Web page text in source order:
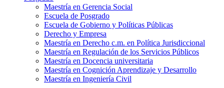
Maestría en Gerencia Social
Escuela de Posgrado
Escuela de Gobierno y Políticas Públicas
Derecho y Empresa
Maestría en Derecho c.m. en Política Jurisdiccional
Maestría en Regulación de los Servicios Públicos
Maestría en Docencia universitaria
Maestría en Cognición Aprendizaje y Desarrollo
Maestría en Ingeniería Civil